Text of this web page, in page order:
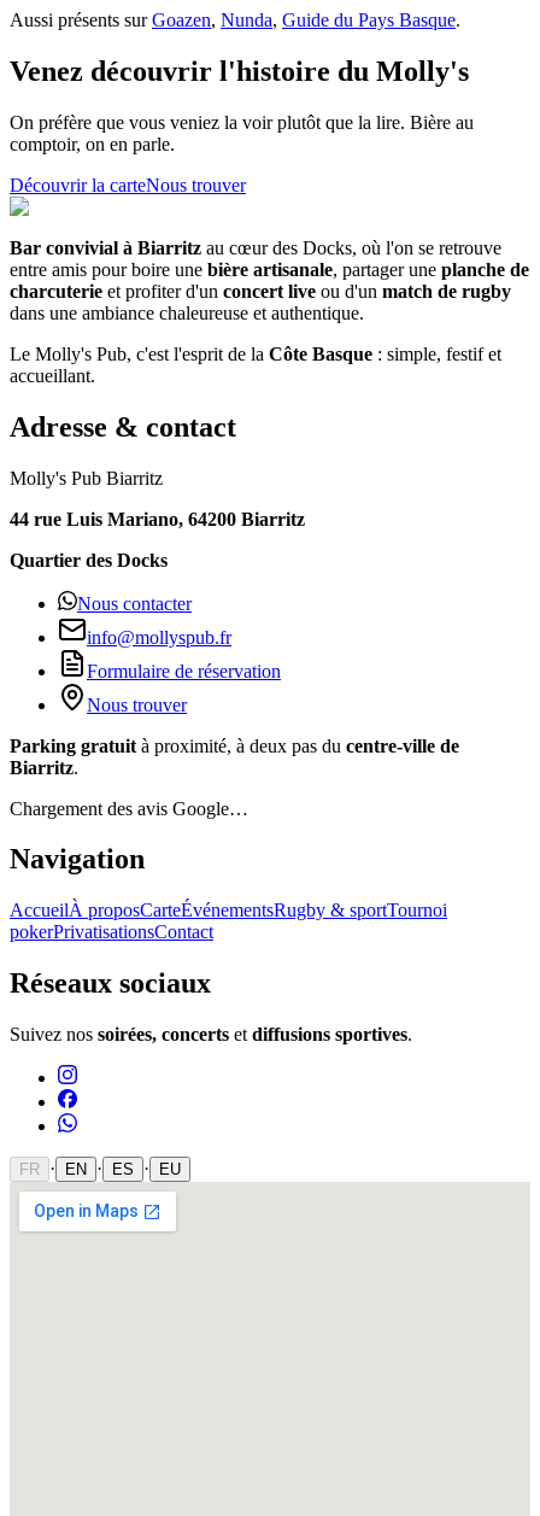
Aussi présents sur Goazen, Nunda, Guide du Pays Basque.
Venez découvrir l'histoire du Molly's
On préfère que vous veniez la voir plutôt que la lire. Bière au
comptoir, on en parle.
Découvrir la carteNous trouver
Bar convivial à Biarritz au cœur des Docks, où l'on se retrouve
entre amis pour boire une bière artisanale, partager une planche de
charcuterie et profiter d'un concert live ou d'un match de rugby
dans une ambiance chaleureuse et authentique.
Le Molly's Pub, c'est l'esprit de la Côte Basque : simple, festif et
accueillant.
Adresse & contact
Molly's Pub Biarritz
44 rue Luis Mariano, 64200 Biarritz
Quartier des Docks
Nous contacter
info@mollyspub.fr
Formulaire de réservation
Nous trouver
Parking gratuit à proximité, à deux pas du centre-ville de
Biarritz.
Chargement des avis Google…
Navigation
AccueilÀ proposCarteÉvénementsRugby & sportTournoi
pokerPrivatisationsContact
Réseaux sociaux
Suivez nos soirées, concerts et diffusions sportives.
FR · EN · ES · EU